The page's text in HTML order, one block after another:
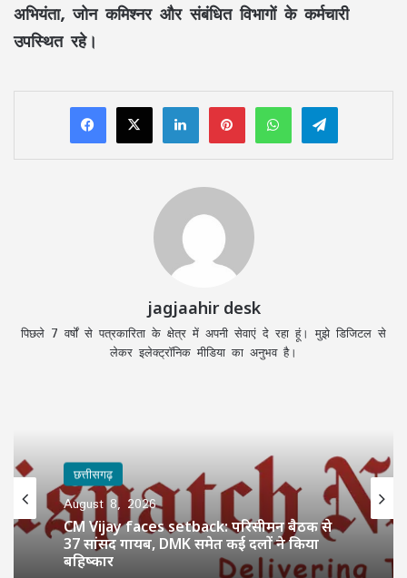
अभियंता, जोन कमिश्नर और संबंधित विभागों के कर्मचारी
उपस्थित रहे।
LinkedInPinterestWhatsAppTelegram
jagjaahir desk
पिछले 7 वर्षों से पत्रकारिता के क्षेत्र में अपनी सेवाएं दे रहा हूं। मुझे डिजिटल से
लेकर इलेक्ट्रॉनिक मीडिया का अनुभव है।
छत्तीसगढ़
August 8, 2026
छत्तीसगढ़
August 8, 2026
BCCI Big Decision : खिलाड़ियों की बढ़ती चोटों
पर BCCI एक्टिव, VVS लक्ष्मण के साथ होगी अहम